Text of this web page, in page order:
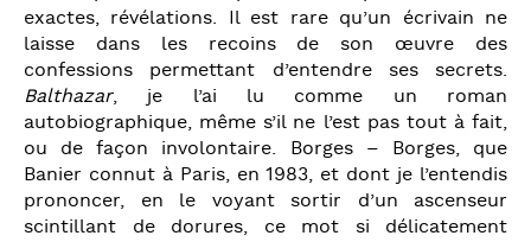
exactes, révélations. Il est rare qu’un écrivain ne
laisse dans les recoins de son œuvre des
confessions permettant d’entendre ses secrets.
Balthazar, je l’ai lu comme un roman
autobiographique, même s’il ne l’est pas tout à fait,
ou de façon involontaire. Borges – Borges, que
Banier connut à Paris, en 1983, et dont je l’entendis
prononcer, en le voyant sortir d’un ascenseur
scintillant de dorures, ce mot si délicatement